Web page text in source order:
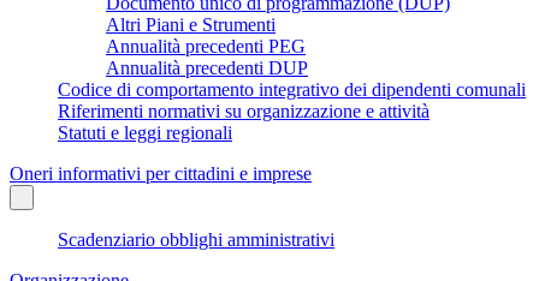
Altri Piani e Strumenti
Annualità precedenti PEG
Annualità precedenti DUP
Codice di comportamento integrativo dei dipendenti comunali
Riferimenti normativi su organizzazione e attività
Statuti e leggi regionali
Oneri informativi per cittadini e imprese
Scadenziario obblighi amministrativi